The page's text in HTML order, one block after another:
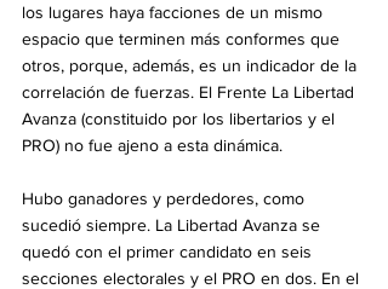
los lugares haya facciones de un mismo
espacio que terminen más conformes que
otros, porque, además, es un indicador de la
correlación de fuerzas. El Frente La Libertad
Avanza (constituido por los libertarios y el
PRO) no fue ajeno a esta dinámica.
Hubo ganadores y perdedores, como
sucedió siempre. La Libertad Avanza se
quedó con el primer candidato en seis
secciones electorales y el PRO en dos. En el